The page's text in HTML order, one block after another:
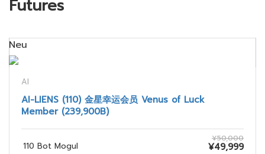
Futures
Neu
AI
AI-LIENS (110) 金星幸运会员 Venus of Luck
Member (239,900B)
110 Bot Mogul
¥50,000
¥49,999